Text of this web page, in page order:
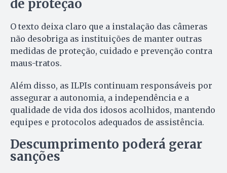
de proteção
O texto deixa claro que a instalação das câmeras
não desobriga as instituições de manter outras
medidas de proteção, cuidado e prevenção contra
maus-tratos.
Além disso, as ILPIs continuam responsáveis por
assegurar a autonomia, a independência e a
qualidade de vida dos idosos acolhidos, mantendo
equipes e protocolos adequados de assistência.
Descumprimento poderá gerar
sanções